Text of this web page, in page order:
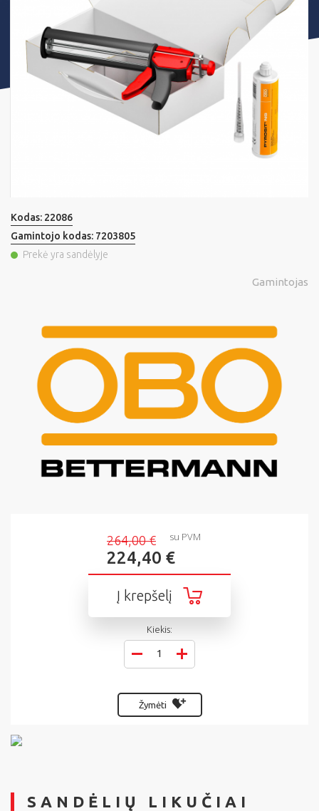
Kodas: 22086
Gamintojo kodas: 7203805
Prekė yra sandėlyje
Gamintojas
264,00 €
224,40 €
su PVM
Į krepšelį
Kiekis:
Žymėti
SANDĖLIŲ LIKUČIAI